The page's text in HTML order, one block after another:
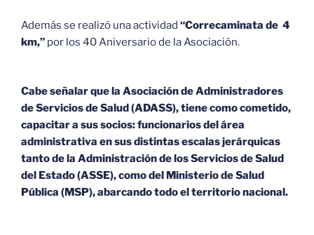
Además se realizó una actividad “Correcaminata de 4
km,” por los 40 Aniversario de la Asociación.
Cabe señalar que la Asociación de Administradores
de Servicios de Salud (ADASS), tiene como cometido,
capacitar a sus socios: funcionarios del área
administrativa en sus distintas escalas jerárquicas
tanto de la Administración de los Servicios de Salud
del Estado (ASSE), como del Ministerio de Salud
Pública (MSP), abarcando todo el territorio nacional.